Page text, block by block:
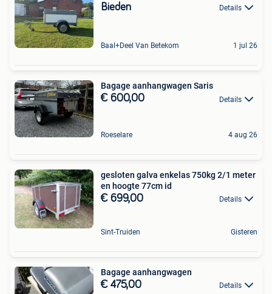
Bieden Details
Baal+Deel Van Betekom 1 jul 26
Bagage aanhangwagen Saris
€ 600,00 Details
Roeselare 4 aug 26
gesloten galva enkelas 750kg 2/1 meter
en hoogte 77cm id
€ 699,00 Details
Sint-Truiden Gisteren
Bagage aanhangwagen
€ 475,00 Details